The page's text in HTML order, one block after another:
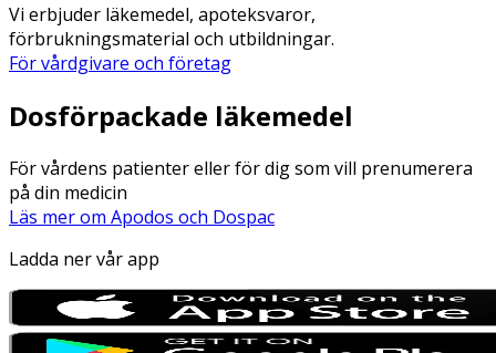
Vi erbjuder läkemedel, apoteksvaror,
förbrukningsmaterial och utbildningar.
För vårdgivare och företag
Dosförpackade läkemedel
För vårdens patienter eller för dig som vill prenumerera
på din medicin
Läs mer om Apodos och Dospac
Ladda ner vår app